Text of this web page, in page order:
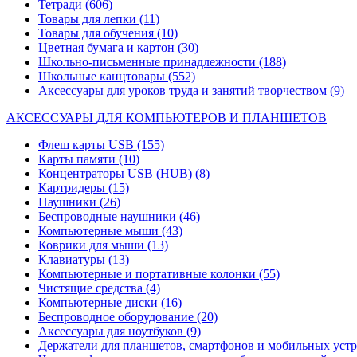
Тетради (606)
Товары для лепки (11)
Товары для обучения (10)
Цветная бумага и картон (30)
Школьно-письменные принадлежности (188)
Школьные канцтовары (552)
Аксессуары для уроков труда и занятий творчеством (9)
АКСЕССУАРЫ ДЛЯ КОМПЬЮТЕРОВ И ПЛАНШЕТОВ
Флеш карты USB (155)
Карты памяти (10)
Концентраторы USB (HUB) (8)
Картридеры (15)
Наушники (26)
Беспроводные наушники (46)
Компьютерные мыши (43)
Коврики для мыши (13)
Клавиатуры (13)
Компьютерные и портативные колонки (55)
Чистящие средства (4)
Компьютерные диски (16)
Беспроводное оборудование (20)
Аксессуары для ноутбуков (9)
Держатели для планшетов, смартфонов и мобильных